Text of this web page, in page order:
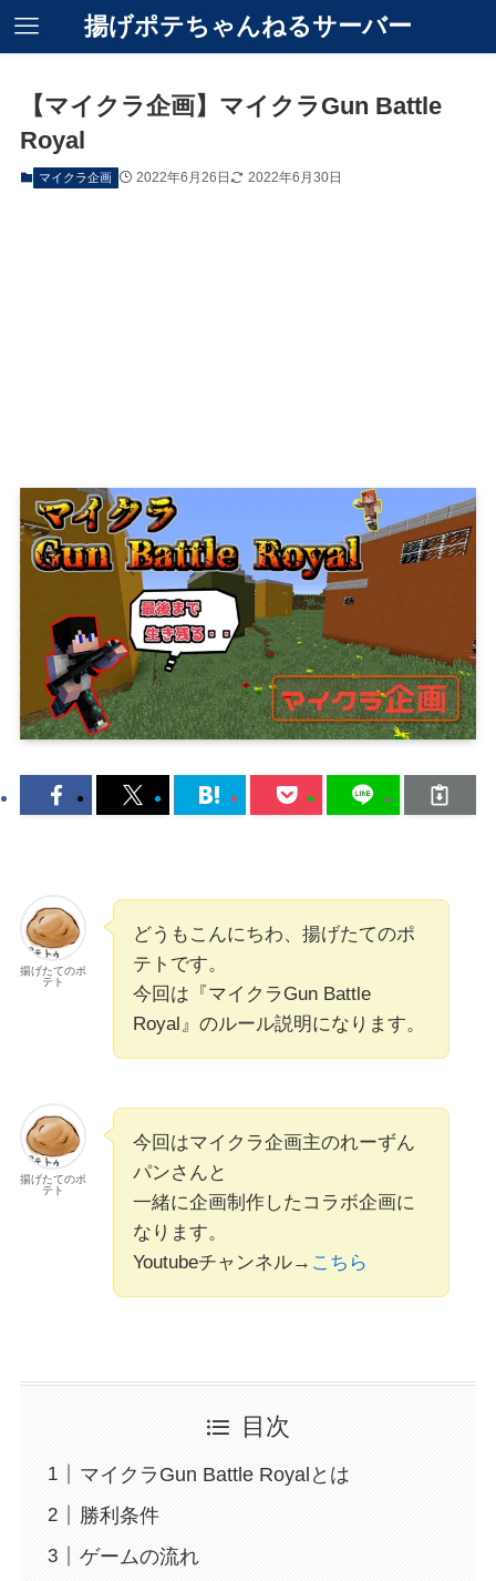
揚げポテちゃんねるサーバー
【マイクラ企画】マイクラGun Battle
Royal
マイクラ企画 2022年6月26日 2022年6月30日
揚げたてのポ
テト
どうもこんにちわ、揚げたてのポ
テトです。
今回は『マイクラGun Battle
Royal』のルール説明になります。
揚げたてのポ
テト
今回はマイクラ企画主のれーずん
パンさんと
一緒に企画制作したコラボ企画に
なります。
Youtubeチャンネル→ こちら
目次
マイクラGun Battle Royalとは
勝利条件
ゲームの流れ